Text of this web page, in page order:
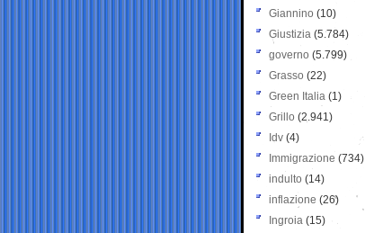
Giannino (10)
Giustizia (5.784)
governo (5.799)
Grasso (22)
Green Italia (1)
Grillo (2.941)
Idv (4)
Immigrazione (734)
indulto (14)
inflazione (26)
Ingroia (15)